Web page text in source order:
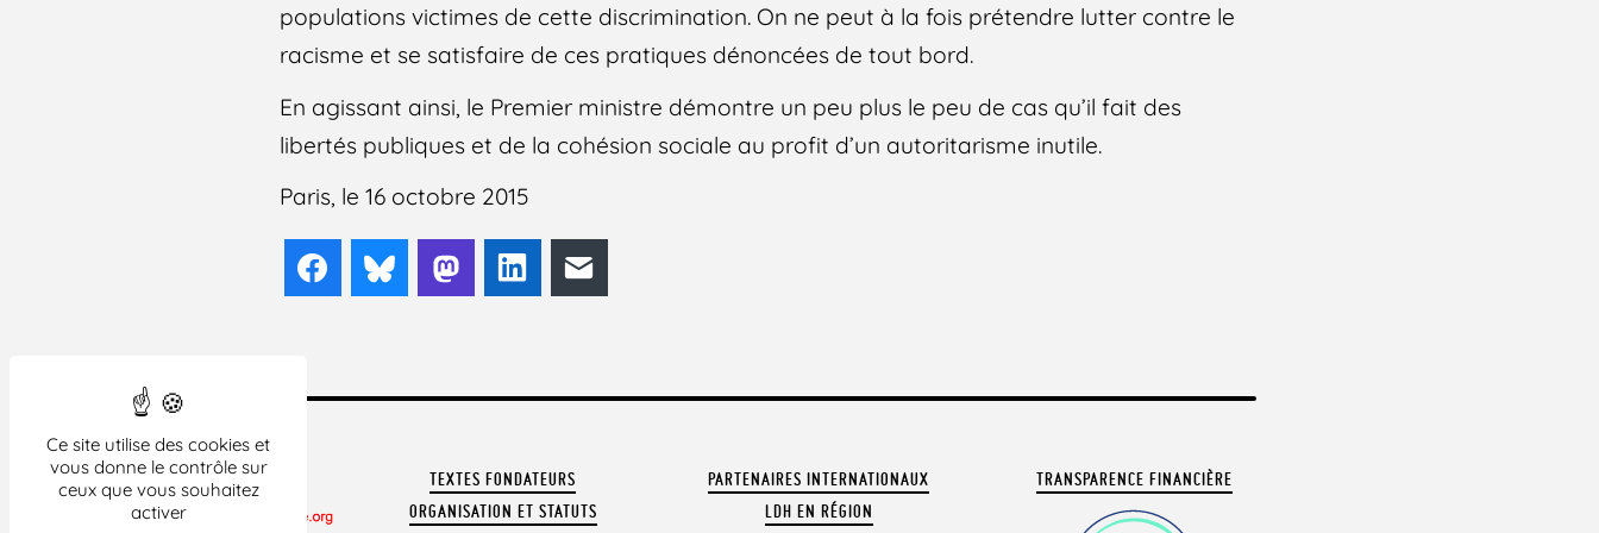
Ce site utilise des cookies et
vous donne le contrôle sur
ceux que vous souhaitez
activer
populations victimes de cette discrimination. On ne peut à la fois prétendre lutter contre le
racisme et se satisfaire de ces pratiques dénoncées de tout bord.
En agissant ainsi, le Premier ministre démontre un peu plus le peu de cas qu’il fait des
libertés publiques et de la cohésion sociale au profit d’un autoritarisme inutile.
Paris, le 16 octobre 2015
FacebookBlueskyMastodonLinkedIn
TEXTES FONDATEURS
ORGANISATION ET STATUTS
PARTENAIRES INTERNATIONAUX
LDH EN RÉGION
TRANSPARENCE FINANCIÈRE